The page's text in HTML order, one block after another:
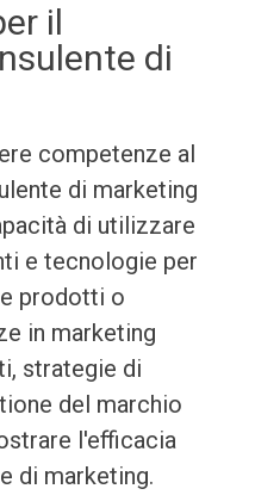
il
di
competenze al
di marketing
di utilizzare
e tecnologie per
prodotti o
in marketing
strategie di
del marchio
l'efficacia
di marketing.